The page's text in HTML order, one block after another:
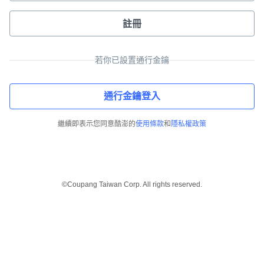
註冊
若你已設置通行金鑰
通行金鑰登入
繼續即表示您同意酷澎的使用條款和 隱私權政策
©Coupang Taiwan Corp. All rights reserved.